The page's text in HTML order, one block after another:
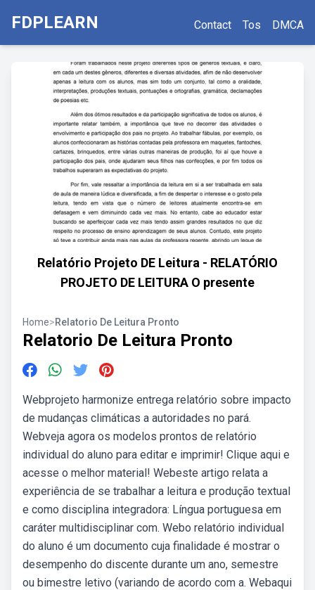
FDPLEARN Contact Tos DMCA
Relatório Projeto DE Leitura - RELATÓRIO
PROJETO DE LEITURA O presente
Home>Relatorio De Leitura Pronto
Relatorio De Leitura Pronto
Webprojeto harmonize entrega relatório sobre impacto
de mudanças climáticas a autoridades no pará.
Webveja agora os modelos prontos de relatório
individual do aluno para editar e imprimir! Clique aqui e
acesse o melhor material! Webeste artigo relata a
experiência de se trabalhar a leitura e produção textual
e como disciplina integradora: Língua portuguesa em
caráter multidisciplinar com. Webo relatório individual
do aluno é um documento cuja finalidade é mostrar o
desempenho do discente durante um ano, semestre
ou bimestre letivo (variando de acordo com a. Webaqui